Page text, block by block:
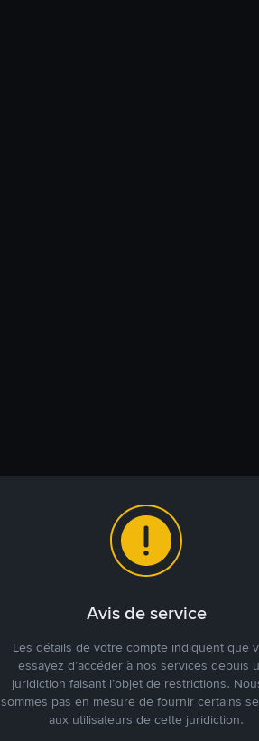
Avis de service
Les détails de votre compte indiquent que
essayez d’accéder à nos services depuis
juridiction faisant l’objet de restrictions.
sommes pas en mesure de fournir certains
aux utilisateurs de cette juridiction.